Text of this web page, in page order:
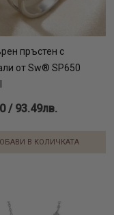
пръстен с
от Sw® SP650
/ 93.49лв.
В КОЛИЧКАТА